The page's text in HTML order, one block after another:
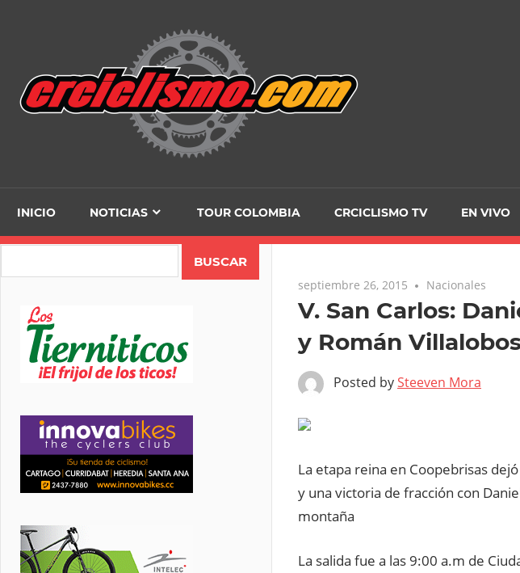
INICIO NOTICIAS TOUR COLOMBIA CRCICLISMO TV EN VIVO
septiembre 26, 2015 Nacionales
V. San Carlos:
y Román
Posted bySteeven Mora
La etapa reina en Coopebrisas
y una victoria de fracción con
montaña
La salida fue a las 9:00 a.m de